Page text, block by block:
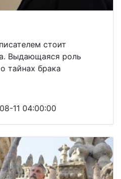
стоит
Выдающаяся роль
тайнах брака
11 04:00:00